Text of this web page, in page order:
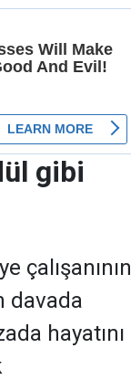
gibi
çalışanının
davada
hayatını